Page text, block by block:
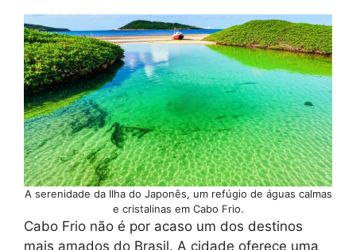
A serenidade da Ilha do Japonês, um refúgio de águas calmas
e cristalinas em Cabo Frio.
Cabo Frio não é por acaso um dos destinos
mais amados do Brasil. A cidade oferece uma